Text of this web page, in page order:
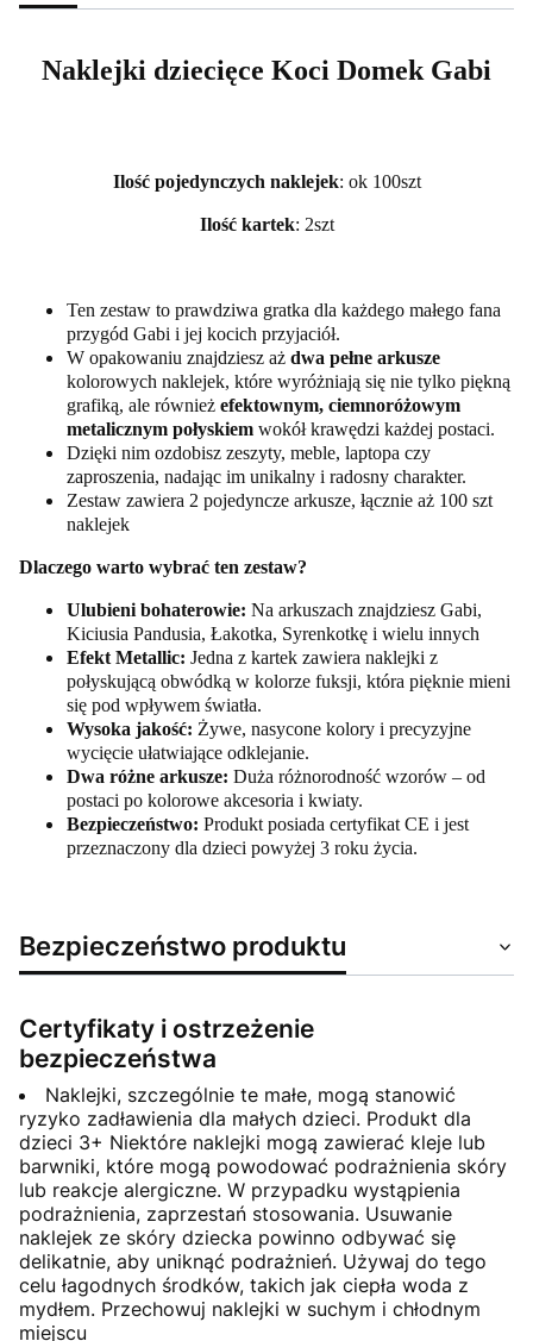
Naklejki dziecięce Koci Domek Gabi
Ilość pojedynczych naklejek: ok 100szt
Ilość kartek: 2szt
Ten zestaw to prawdziwa gratka dla każdego małego fana
przygód Gabi i jej kocich przyjaciół.
W opakowaniu znajdziesz aż dwa pełne arkusze
kolorowych naklejek, które wyróżniają się nie tylko piękną
grafiką, ale również efektownym, ciemnoróżowym
metalicznym połyskiem wokół krawędzi każdej postaci.
Dzięki nim ozdobisz zeszyty, meble, laptopa czy
zaproszenia, nadając im unikalny i radosny charakter.
Zestaw zawiera 2 pojedyncze arkusze, łącznie aż 100 szt
naklejek
Dlaczego warto wybrać ten zestaw?
Ulubieni bohaterowie: Na arkuszach znajdziesz Gabi,
Kiciusia Pandusia, Łakotka, Syrenkotkę i wielu innych
Efekt Metallic: Jedna z kartek zawiera naklejki z
połyskującą obwódką w kolorze fuksji, która pięknie mieni
się pod wpływem światła.
Wysoka jakość: Żywe, nasycone kolory i precyzyjne
wycięcie ułatwiające odklejanie.
Dwa różne arkusze: Duża różnorodność wzorów – od
postaci po kolorowe akcesoria i kwiaty.
Bezpieczeństwo: Produkt posiada certyfikat CE i jest
przeznaczony dla dzieci powyżej 3 roku życia.
Bezpieczeństwo produktu
Certyfikaty i ostrzeżenie
bezpieczeństwa
Naklejki, szczególnie te małe, mogą stanowić
ryzyko zadławienia dla małych dzieci. Produkt dla
dzieci 3+ Niektóre naklejki mogą zawierać kleje lub
barwniki, które mogą powodować podrażnienia skóry
lub reakcje alergiczne. W przypadku wystąpienia
podrażnienia, zaprzestań stosowania. Usuwanie
naklejek ze skóry dziecka powinno odbywać się
delikatnie, aby uniknąć podrażnień. Używaj do tego
celu łagodnych środków, takich jak ciepła woda z
mydłem. Przechowuj naklejki w suchym i chłodnym
miejscu